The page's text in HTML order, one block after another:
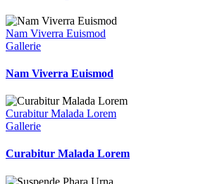
Nam Viverra Euismod
Gallerie
Nam Viverra Euismod
Curabitur Malada Lorem
Gallerie
Curabitur Malada Lorem